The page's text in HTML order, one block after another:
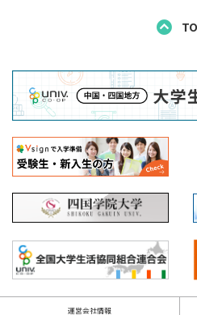
運営会社情報